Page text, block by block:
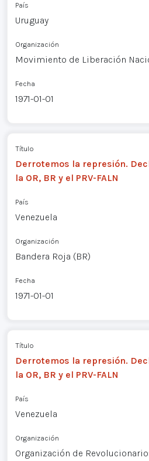
País
Uruguay
Organización
Movimiento de Liberación
Fecha
1971-01-01
Título
Derrotemos la represión.
la OR, BR y el PRV-FALN
País
Venezuela
Organización
Bandera Roja (BR)
Fecha
1971-01-01
Título
Derrotemos la represión.
la OR, BR y el PRV-FALN
País
Venezuela
Organización
Organización de